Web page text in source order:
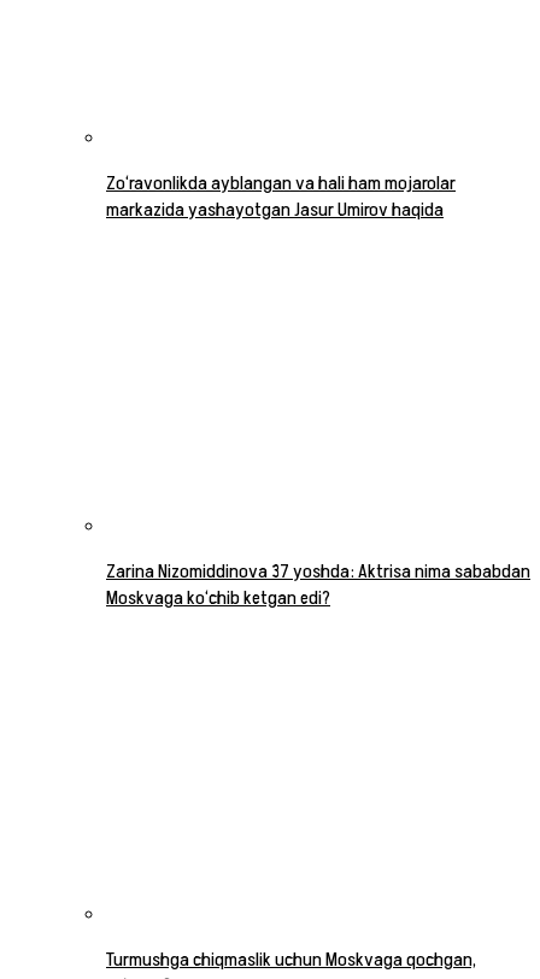
Zo‘ravonlikda ayblangan va hali ham mojarolar
markazida yashayotgan Jasur Umirov haqida
Zarina Nizomiddinova 37 yoshda: Aktrisa nima sababdan
Moskvaga ko‘chib ketgan edi?
Turmushga chiqmaslik uchun Moskvaga qochgan,